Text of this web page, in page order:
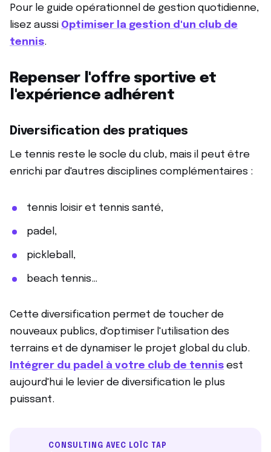
Pour le guide opérationnel de gestion quotidienne,
lisez aussi Optimiser la gestion d'un club de
tennis.
Repenser l'offre sportive et
l'expérience adhérent
Diversification des pratiques
Le tennis reste le socle du club, mais il peut être
enrichi par d'autres disciplines complémentaires :
tennis loisir et tennis santé,
padel,
pickleball,
beach tennis…
Cette diversification permet de toucher de
nouveaux publics, d'optimiser l'utilisation des
terrains et de dynamiser le projet global du club.
Intégrer du padel à votre club de tennis est
aujourd'hui le levier de diversification le plus
puissant.
CONSULTING AVEC LOÏC TAP